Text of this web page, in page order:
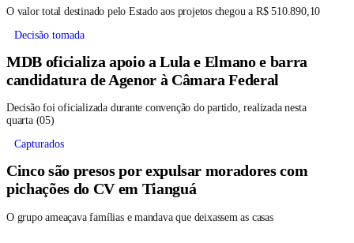
O valor total destinado pelo Estado aos projetos chegou a R$ 510.890,10
Decisão tomada
MDB oficializa apoio a Lula e Elmano e barra
candidatura de Agenor à Câmara Federal
Decisão foi oficializada durante convenção do partido, realizada nesta
quarta (05)
Capturados
Cinco são presos por expulsar moradores com
pichações do CV em Tianguá
O grupo ameaçava famílias e mandava que deixassem as casas